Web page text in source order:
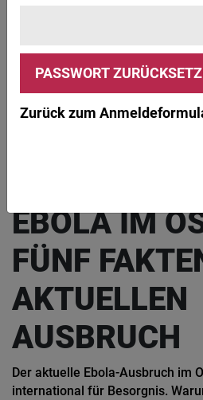
Zurück zum
© Media
EBOLA IM
FÜNF
AKTUELLEN
AUSBRUCH
Der aktuelle Ebola-Ausbruch im
international für Besorgnis.